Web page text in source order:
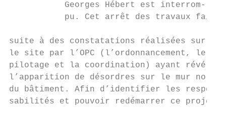
Georges Hébert est interrom-
           pu. Cet arrêt des travaux fait
suite à des constatations réalisées
le site par l’OPC
pilotage et la coordination) ayant
l’apparition de désordres sur le mur
du bâtiment. Afin d’identifier les
sabilités et pouvoir redémarrer ce